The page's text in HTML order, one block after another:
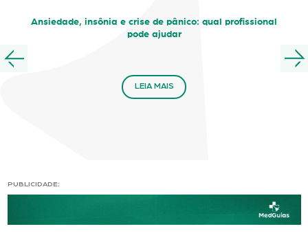
Ansiedade, insônia e crise de pânico: qual profissional
pode ajudar
LEIA MAIS
PUBLICIDADE: